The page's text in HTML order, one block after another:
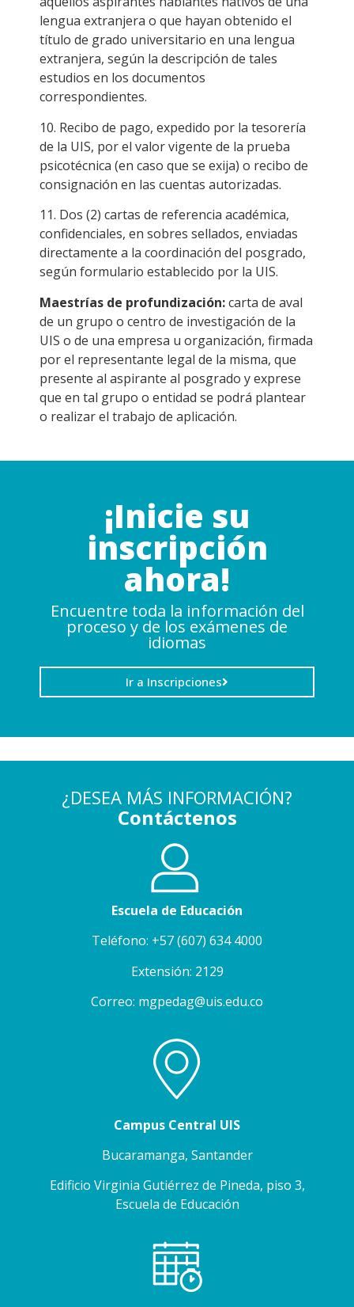
lengua extranjera o que hayan obtenido el
título de grado universitario en una lengua
extranjera, según la descripción de tales
estudios en los documentos
correspondientes.
10. Recibo de pago, expedido por la tesorería
de la UIS, por el valor vigente de la prueba
psicotécnica (en caso que se exija) o recibo de
consignación en las cuentas autorizadas.
11. Dos (2) cartas de referencia académica,
confidenciales, en sobres sellados, enviadas
directamente a la coordinación del posgrado,
según formulario establecido por la UIS.
Maestrías de profundización:carta de aval
de un grupo o centro de investigación de la
UIS o de una empresa u organización, firmada
por el representante legal de la misma, que
presente al aspirante al posgrado y exprese
que en tal grupo o entidad se podrá plantear
o realizar el trabajo de aplicación.
¡Inicie su
inscripción
ahora!
Encuentre toda la información del
proceso y de los exámenes de
idiomas
Ir a Inscripciones
¿DESEA MÁS INFORMACIÓN?
Contáctenos
Escuela de Educación
Teléfono: +57 (607) 634 4000
Extensión: 2129
Correo: mgpedag@uis.edu.co
Campus Central UIS
Bucaramanga, Santander
Edificio Virginia Gutiérrez de Pineda, piso 3,
Escuela de Educación